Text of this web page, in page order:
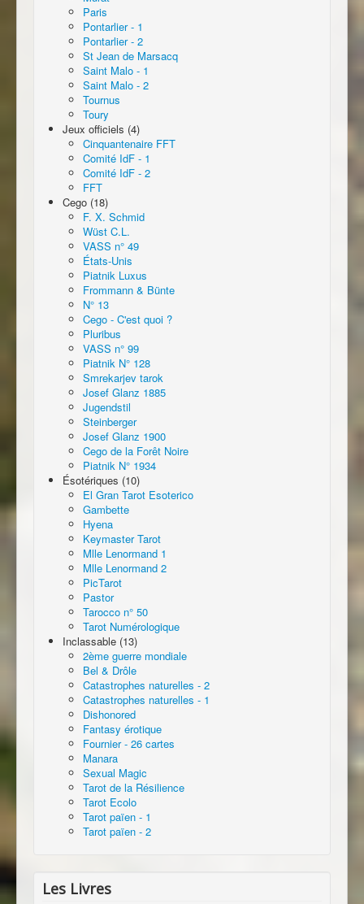
Paris
Pontarlier - 1
Pontarlier - 2
St Jean de Marsacq
Saint Malo - 1
Saint Malo - 2
Tournus
Toury
Jeux officiels (4)
Cinquantenaire FFT
Comité IdF - 1
Comité IdF - 2
FFT
Cego (18)
F. X. Schmid
Wüst C.L.
VASS n° 49
États-Unis
Piatnik Luxus
Frommann & Bünte
N° 13
Cego - C'est quoi ?
Pluribus
VASS n° 99
Piatnik N° 128
Smrekarjev tarok
Josef Glanz 1885
Jugendstil
Steinberger
Josef Glanz 1900
Cego de la Forêt Noire
Piatnik N° 1934
Ésotériques (10)
El Gran Tarot Esoterico
Gambette
Hyena
Keymaster Tarot
Mlle Lenormand 1
Mlle Lenormand 2
PicTarot
Pastor
Tarocco n° 50
Tarot Numérologique
Inclassable (13)
2ème guerre mondiale
Bel & Drôle
Catastrophes naturelles - 2
Catastrophes naturelles - 1
Dishonored
Fantasy érotique
Fournier - 26 cartes
Manara
Sexual Magic
Tarot de la Résilience
Tarot Ecolo
Tarot païen - 1
Tarot païen - 2
Les Livres